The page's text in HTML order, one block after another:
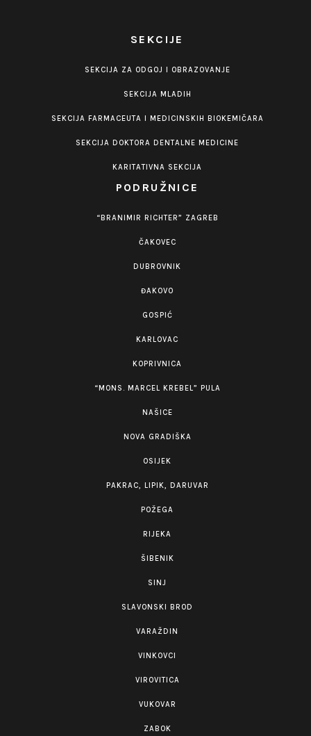
SEKCIJE
SEKCIJA ZA ODGOJ I OBRAZOVANJE
SEKCIJA MLADIH
SEKCIJA FARMACEUTA I MEDICINSKIH BIOKEMIČARA
SEKCIJA DOKTORA DENTALNE MEDICINE
KARITATIVNA SEKCIJA
PODRUŽNICE
“BRANIMIR RICHTER” ZAGREB
ČAKOVEC
DUBROVNIK
ĐAKOVO
GOSPIĆ
KARLOVAC
KOPRIVNICA
“MONS. MARCEL KREBEL” PULA
NAŠICE
NOVA GRADIŠKA
OSIJEK
PAKRAC, LIPIK, DARUVAR
POŽEGA
RIJEKA
ŠIBENIK
SINJ
SLAVONSKI BROD
VARAŽDIN
VINKOVCI
VIROVITICA
VUKOVAR
ZABOK